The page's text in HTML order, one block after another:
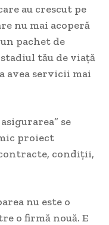
au crescut pe
nu mai acoperă
pachet de
tău de viață
avea servicii mai
se
proiect
condiții,
nu este o
o firmă nouă. E